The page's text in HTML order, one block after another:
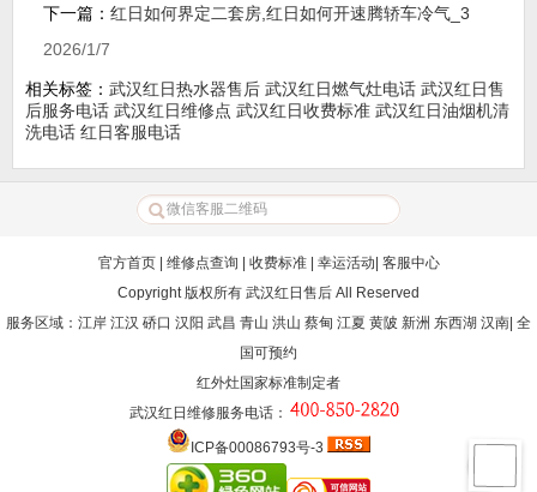
下一篇： 红日如何界定二套房,红日如何开速腾轿车冷气_3
2026/1/7
相关标签： 武汉红日热水器售后 武汉红日燃气灶电话 武汉红日售
后服务电话 武汉红日维修点 武汉红日收费标准 武汉红日油烟机清
洗电话 红日客服电话
官方首页| 维修点查询 收费标准| 幸运活动 客服中心
Copyright 版权所有 武汉红日售后 All Reserved
服务区域：江岸 江汉 硚口 汉阳 武昌 青山 洪山 蔡甸 江夏 黄陂 新洲 东西湖 汉南| 全
国可预约
红外灶国家标准制定者
武汉红日维修服务电话 ：
ICP备00086793号-3